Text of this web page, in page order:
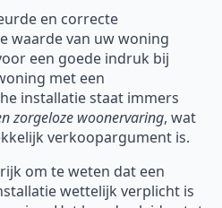
en correcte
waarde van uw woning
een goede indruk bij
met een
installatie staat immers
zorgeloze woonervaring, wat
verkoopargument is.
om te weten dat een
wettelijk verplicht is